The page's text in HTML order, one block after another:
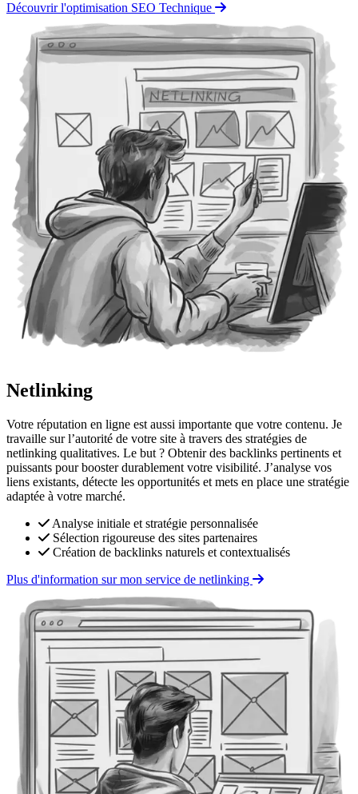
Découvrir l'optimisation SEO Technique
Netlinking
Votre réputation en ligne est aussi importante que votre contenu. Je
travaille sur l’autorité de votre site à travers des stratégies de
netlinking qualitatives. Le but ? Obtenir des backlinks pertinents et
puissants pour booster durablement votre visibilité. J’analyse vos
liens existants, détecte les opportunités et mets en place une stratégie
adaptée à votre marché.
Analyse initiale et stratégie personnalisée
Sélection rigoureuse des sites partenaires
Création de backlinks naturels et contextualisés
Plus d'information sur mon service de netlinking